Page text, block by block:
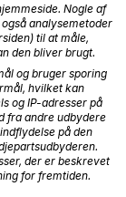
række reelle
Nogle af
analysemetoder
til at måle,
den bliver brugt.
og bruger sporing
hvilket kan
og IP-adresser på
fra andre udbydere
på den
der er beskrevet
for fremtiden.